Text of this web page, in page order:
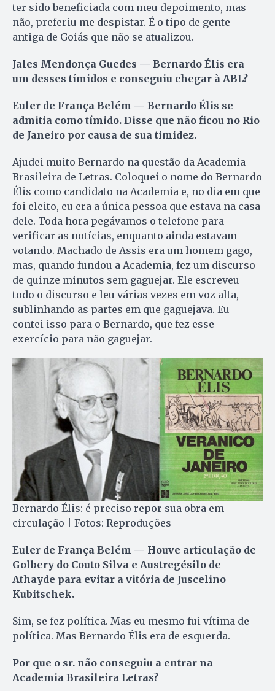
ter sido beneficiada com meu depoimento, mas
não, preferiu me despistar. É o tipo de gente
antiga de Goiás que não se atualizou.
Jales Mendonça Guedes — Bernardo Élis era
um desses tímidos e conseguiu chegar à ABL?
Euler de França Belém — Bernardo Élis se
admitia como tímido. Disse que não ficou no Rio
de Janeiro por causa de sua timidez.
Ajudei muito Bernardo na questão da Academia
Brasileira de Letras. Coloquei o nome do Bernardo
Élis como candidato na Academia e, no dia em que
foi eleito, eu era a única pessoa que estava na casa
dele. Toda hora pegávamos o telefone para
verificar as notícias, enquanto ainda estavam
votando. Machado de Assis era um homem gago,
mas, quando fundou a Academia, fez um discurso
de quinze minutos sem gaguejar. Ele escreveu
todo o discurso e leu várias vezes em voz alta,
sublinhando as partes em que gaguejava. Eu
contei isso para o Bernardo, que fez esse
exercício para não gaguejar.
Bernardo Élis: é preciso repor sua obra em
circulação | Fotos: Reproduções
Euler de França Belém — Houve articulação de
Golbery do Couto Silva e Austregésilo de
Athayde para evitar a vitória de Juscelino
Kubitschek.
Sim, se fez política. Mas eu mesmo fui vítima de
política. Mas Bernardo Élis era de esquerda.
Por que o sr. não conseguiu a entrar na
Academia Brasileira Letras?